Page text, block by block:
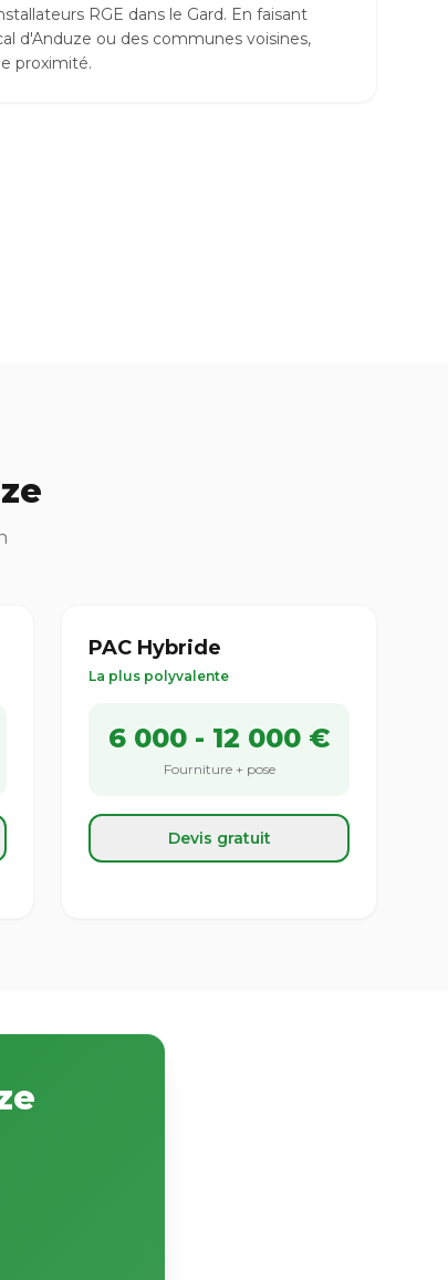
RGE dans le Gard. En faisant
d'Anduze ou des communes voisines,
proximité.
PAC Hybride
La plus polyvalente
6 000 - 12 000 €
Fourniture + pose
Devis gratuit